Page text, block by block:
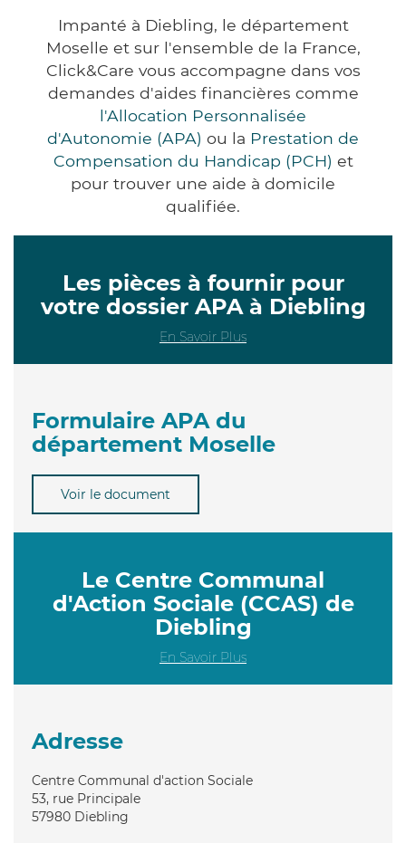
Impanté à Diebling, le département
Moselle et sur l'ensemble de la France,
Click&Care vous accompagne dans vos
demandes d'aides financières comme
l'Allocation Personnalisée
d'Autonomie (APA) ou la Prestation de
Compensation du Handicap (PCH) et
pour trouver une aide à domicile
qualifiée.
Les pièces à fournir pour
votre dossier APA à Diebling
En Savoir Plus
Formulaire APA du
département Moselle
Voir le document
Le Centre Communal
d'Action Sociale (CCAS) de
Diebling
En Savoir Plus
Adresse
Centre Communal d'action Sociale
53, rue Principale
57980 Diebling